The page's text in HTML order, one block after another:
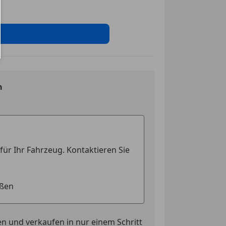
mit
automatisch abblendend
und verkaufen in nur einem Schritt